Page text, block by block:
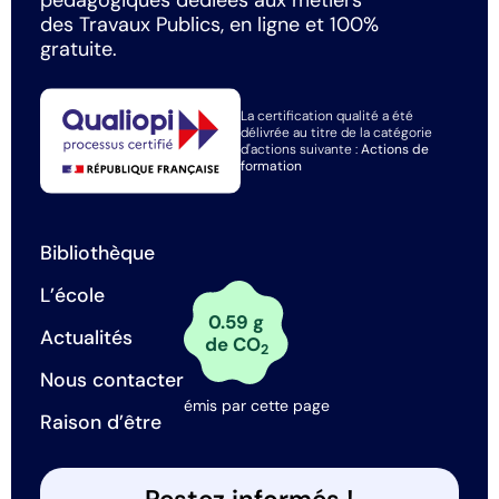
des Travaux Publics, en ligne et 100%
gratuite.
La certification qualité a été
délivrée au titre de la catégorie
d'actions suivante :Actions de
formation
Bibliothèque
L’école
Actualités
Nous contacter
Raison d’être
0.59 g
de CO2
émis par cette page